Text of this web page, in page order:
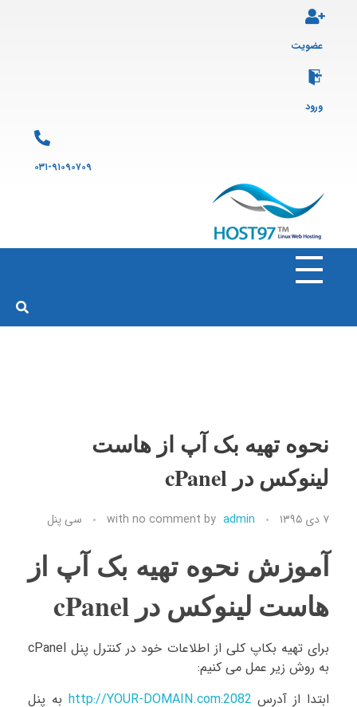
عضویت
ورود
۰۳۱-۹۱۰۹۰۷۰۹
هاست ۹۷ارائه سرویس هاست لینوکس و ثبت دامنه
نحوه تهیه بک آپ از هاست
لینوکس در cPanel
۷ دی ۱۳۹۵ by admin
with no comment سی پنل
آموزش نحوه تهیه بک آپ از
هاست لینوکس در cPanel
برای تهیه بکاپ کلی از اطلاعات خود در کنترل پنل cPanel
به روش زیر عمل می کنیم:
ابتدا از آدرس http://YOUR-DOMAIN.com:2082 به پنل